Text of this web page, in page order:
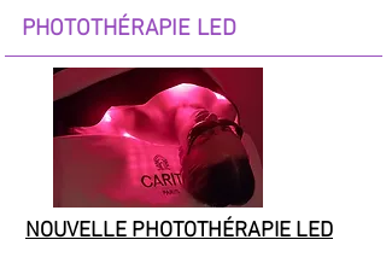
PHOTOTHÉRAPIE LED
NOUVELLE PHOTOTHÉRAPIE LED